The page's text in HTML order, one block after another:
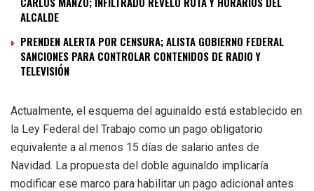
ALCALDE
PRENDEN ALERTA POR CENSURA; ALISTA GOBIERNO FEDERAL
SANCIONES PARA CONTROLAR CONTENIDOS DE RADIO Y
TELEVISIÓN
Actualmente, el esquema del aguinaldo está establecido en
la Ley Federal del Trabajo como un pago obligatorio
equivalente a al menos 15 días de salario antes de
Navidad. La propuesta del doble aguinaldo implicaría
modificar ese marco para habilitar un pago adicional antes